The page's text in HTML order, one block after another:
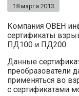
18 марта 2013
Компания ОВЕН
сертификаты
ПД100 и ПД200.
Данные
преобразователи
применяться во
с сертификатами